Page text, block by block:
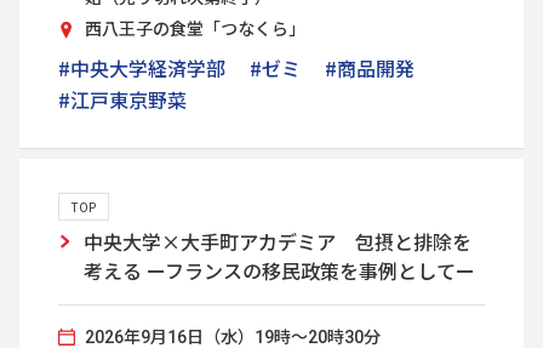
西八王子の食堂「つなくら」
#中央大学経済学部 #ゼミ
#商品開発
#江戸東京野菜
TOP
中央大学×大手町アカデミア 包摂と排除を
考える ーフランスの移民政策を事例としてー
2026年9月16日（水）19時～20時30分